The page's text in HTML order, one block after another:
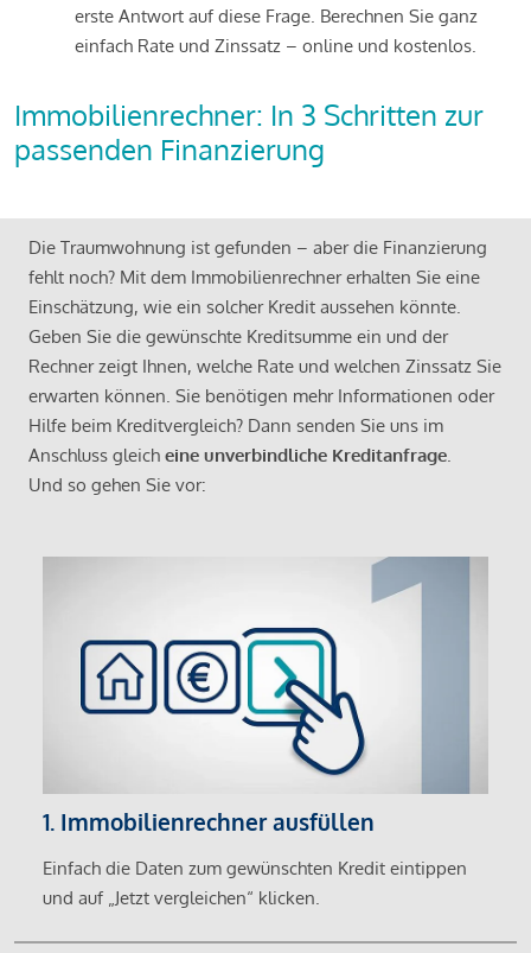
erste Antwort auf diese Frage. Berechnen Sie ganz
einfach Rate und Zinssatz – online und kostenlos.
Immobilienrechner: In 3 Schritten zur
passenden Finanzierung
Die Traumwohnung ist gefunden – aber die Finanzierung
fehlt noch? Mit dem Immobilienrechner erhalten Sie eine
Einschätzung, wie ein solcher Kredit aussehen könnte.
Geben Sie die gewünschte Kreditsumme ein und der
Rechner zeigt Ihnen, welche Rate und welchen Zinssatz Sie
erwarten können. Sie benötigen mehr Informationen oder
Hilfe beim Kreditvergleich? Dann senden Sie uns im
Anschluss gleich eine unverbindliche Kreditanfrage.
Und so gehen Sie vor:
1. Immobilienrechner ausfüllen
Einfach die Daten zum gewünschten Kredit eintippen
und auf „Jetzt vergleichen“ klicken.